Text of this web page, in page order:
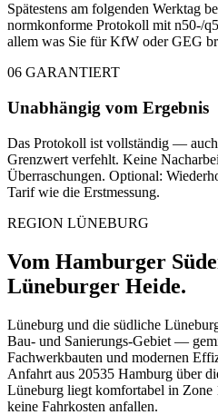
Spätestens am folgenden Werktag
normkonforme Protokoll mit n50-/
allem was Sie für KfW oder GEG
06 GARANTIERT
Unabhängig vom Ergebnis
Das Protokoll ist vollständig —
Grenzwert verfehlt. Keine
Überraschungen. Optional:
Tarif wie die Erstmessung.
REGION LÜNEBURG
Vom Hamburger
Lüneburger Heide.
Lüneburg und die südliche
Bau- und Sanierungs-Gebiet —
Fachwerkbauten und modernen
Anfahrt aus 20535 Hamburg über
Lüneburg liegt komfortabel in Zone
keine Fahrkosten anfallen.